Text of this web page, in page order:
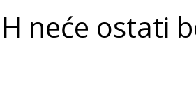
neće ostati